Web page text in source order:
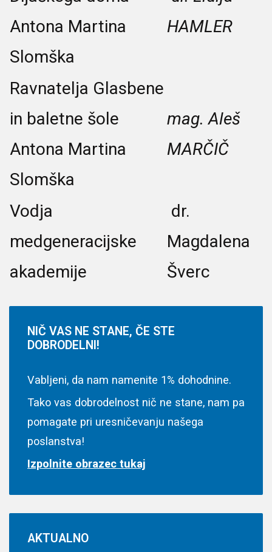
Antona Martina
Slomška
HAMLER
Ravnatelja Glasbene
in baletne šole
Antona Martina
Slomška
mag. Aleš
MARČIČ
Vodja
medgeneracijske
akademije
dr.
Magdalena
Šverc
NIČ VAS NE STANE, ČE STE
DOBRODELNI!
Vabljeni, da nam namenite 1% dohodnine.
Tako vas dobrodelnost nič ne stane, nam pa
pomagate pri uresničevanju našega
poslanstva!
Izpolnite obrazec tukaj
AKTUALNO